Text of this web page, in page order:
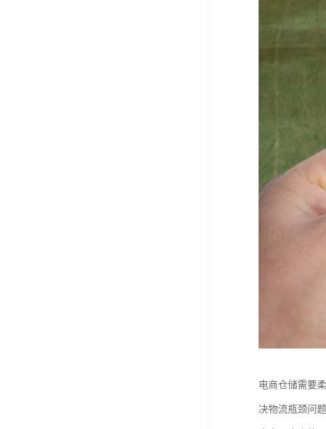
电商仓储需要
决物流瓶颈问